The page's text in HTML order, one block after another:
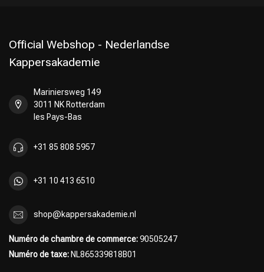
Official Webshop - Nederlandse
Kappersakademie
Mariniersweg 149
3011 NK Rotterdam
les Pays-Bas
+31 85 808 5957
+31 10 413 6510
shop@kappersakademie.nl
Numéro de chambre de commerce:90505247
Numéro de taxe: NL865339818B01